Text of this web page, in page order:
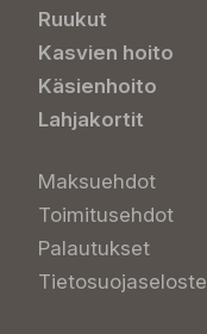
Ruukut
Kasvien hoito
Käsienhoito
Lahjakortit
Maksuehdot
Toimitusehdot
Palautukset
Tietosuojaseloste